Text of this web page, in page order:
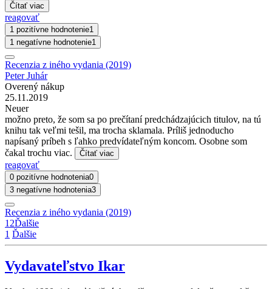
Čítať viac
reagovať
1 pozitívne hodnotenie1
1 negatívne hodnotenie1
Recenzia z iného vydania (2019)
Peter Juhár
Overený nákup
25.11.2019
Neuer
možno preto, že som sa po prečítaní predchádzajúcich titulov, na tú
knihu tak veľmi tešil, ma trocha sklamala. Príliš jednoducho
napísaný príbeh s ľahko predvídateľným koncom. Osobne som
čakal trochu viac.
Čítať viac
reagovať
0 pozitívne hodnotenia0
3 negatívne hodnotenia3
Recenzia z iného vydania (2019)
1 2Ďalšie
1 Ďalšie
Vydavateľstvo Ikar